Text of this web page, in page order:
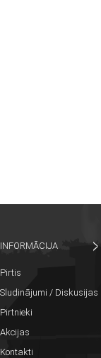
INFORMĀCIJA
Pirtis
Sludinājumi / Diskusijas
Pirtnieki
Akcijas
Kontakti